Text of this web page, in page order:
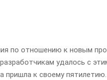
по отношению к новым
удалось с
пришла к своему